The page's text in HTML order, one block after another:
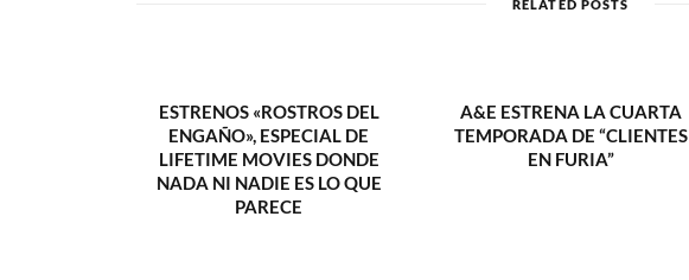
e
RELATED POSTS
ESTRENOS «ROSTROS DEL
ENGAÑO», ESPECIAL DE
LIFETIME MOVIES DONDE
NADA NI NADIE ES LO QUE
PARECE
A&E ESTRENA LA CUARTA
TEMPORADA DE “CLIENTES
EN FURIA”